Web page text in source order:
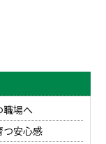
職場へ
つ安心感